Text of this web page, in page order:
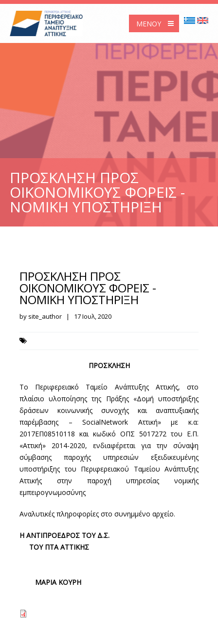
ΜΕΝΟΎ
ΠΡΟΣΚΛΗΣΗ ΠΡΟΣ
ΟΙΚΟΝΟΜΙΚΟΥΣ ΦΟΡΕΙΣ -
ΝΟΜΙΚΗ ΥΠΟΣΤΗΡΙΞΗ
ΠΡΟΣΚΛΗΣΗ ΠΡΟΣ
ΟΙΚΟΝΟΜΙΚΟΥΣ ΦΟΡΕΙΣ -
ΝΟΜΙΚΗ ΥΠΟΣΤΗΡΙΞΗ
by site_author | 17 Ιουλ, 2020
ΠΡΟΣΚΛΗΣΗ
Το Περιφερειακό Ταμείο Ανάπτυξης Αττικής, στο
πλαίσιο υλοποίησης της Πράξης «Δομή υποστήριξης
δράσεων κοινωνικής συνοχής και αναπτυξιακής
παρέμβασης – SocialNetwork Αττική» με κ.α:
2017ΕΠ08510118 και κωδικό ΟΠΣ 5017272 του Ε.Π.
«Αττική» 2014-2020, ενδιαφέρεται για την σύναψη
σύμβασης παροχής υπηρεσιών εξειδικευμένης
υποστήριξης του Περιφερειακού Ταμείου Ανάπτυξης
Αττικής στην παροχή υπηρεσίας νομικής
εμπειρογνωμοσύνης
Αναλυτικές πληροφορίες στο συνημμένο αρχείο.
Η ΑΝΤΙΠΡΟΕΔΡΟΣ ΤΟΥ Δ.Σ.
ΤΟΥ ΠΤΑ ΑΤΤΙΚΗΣ
ΜΑΡΙΑ ΚΟΥΡΗ